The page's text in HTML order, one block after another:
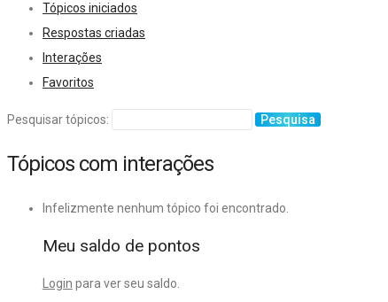
Tópicos iniciados
Respostas criadas
Interações
Favoritos
Pesquisar tópicos:
Tópicos com interações
Infelizmente nenhum tópico foi encontrado.
Meu saldo de pontos
Login para ver seu saldo.